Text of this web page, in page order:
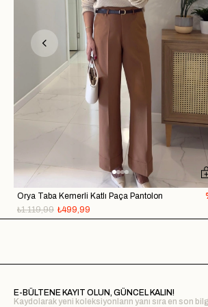
Orya Taba Kemerli Katlı Paça Pantolon
₺499,99
₺1.119,99
E-BÜLTENE KAYIT OLUN, GÜNCEL KALIN!
Kaydolarak yeni koleksiyonların yanı sıra en son